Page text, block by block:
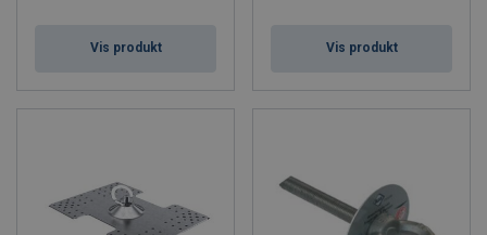
Vis produkt Vis produkt